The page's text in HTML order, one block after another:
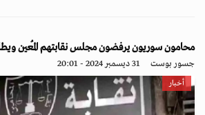
محامون سوريون يرفضون مجلس نقابتهم المُعين
جسور بوست 31 ديسمبر 2024 - 20:01
أخبار